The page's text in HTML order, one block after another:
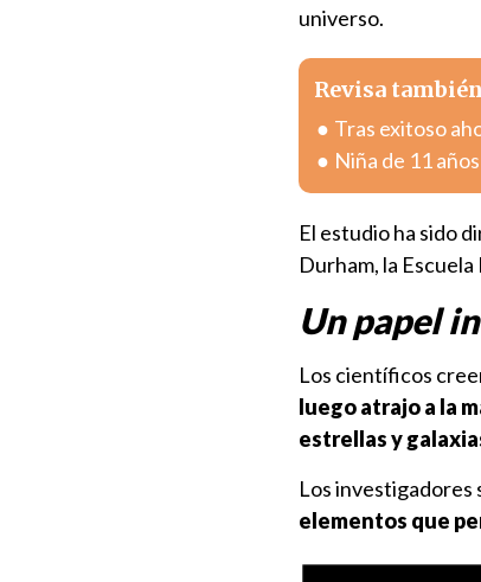
universo.
Revisa también
Tras exitoso
Niña de 11
El estudio ha sido
Durham, la
Un papel
Los científicos
luego atrajo a la
estrellas y
Los investigadores
elementos que